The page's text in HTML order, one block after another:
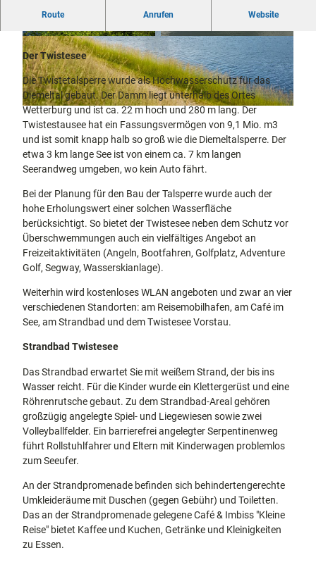
Musee
n,
Galeri
en und
Sonde
rausst
ellung
en
Street
Art
er und
Bühne
nkunst
Gärten
fahren in
Kassel
Wandern
im
Grünen
Stadtführungen
Kassel
mit
Kindern
Gastronomie
und
Shopping
Unterkünfte
Ausflugsziele
in der Region
Häufig
gestellte
Fragen
© Sabrinity | CC-BY
© Sabrinity |CC-BY
© Touristik Service Waldeck-Ederbergland |
Route Anrufen Website
Stausee an der Twiste
Der Twistesee
Die Twistetalsperre wurde als Hochwasserschutz für das
Diemeltal gebaut. Der Damm liegt unterhalb des Ortes
Wetterburg und ist ca. 22 m hoch und 280 m lang. Der
Twistestausee hat ein Fassungsvermögen von 9,1 Mio. m3
und ist somit knapp halb so groß wie die Diemeltalsperre. Der
etwa 3 km lange See ist von einem ca. 7 km langen
Seerandweg umgeben, wo kein Auto fährt.
Bei der Planung für den Bau der Talsperre wurde auch der
hohe Erholungswert einer solchen Wasserfläche
berücksichtigt. So bietet der Twistesee neben dem Schutz vor
Überschwemmungen auch ein vielfältiges Angebot an
Freizeitaktivitäten (Angeln, Bootfahren, Golfplatz, Adventure
Golf, Segway, Wasserskianlage).
Weiterhin wird kostenloses WLAN angeboten und zwar an vier
verschiedenen Standorten: am Reisemobilhafen, am Café im
See, am Strandbad und dem Twistesee Vorstau.
Strandbad Twistesee
Das Strandbad erwartet Sie mit weißem Strand, der bis ins
Wasser reicht. Für die Kinder wurde ein Klettergerüst und eine
Röhrenrutsche gebaut. Zu dem Strandbad-Areal gehören
großzügig angelegte Spiel- und Liegewiesen sowie zwei
Volleyballfelder. Ein barrierefrei angelegter Serpentinenweg
führt Rollstuhlfahrer und Eltern mit Kinderwagen problemlos
zum Seeufer.
An der Strandpromenade befinden sich behindertengerechte
Umkleideräume mit Duschen (gegen Gebühr) und Toiletten.
Das an der Strandpromenade gelegene Café & Imbiss "Kleine
Reise" bietet Kaffee und Kuchen, Getränke und Kleinigkeiten
zu Essen.